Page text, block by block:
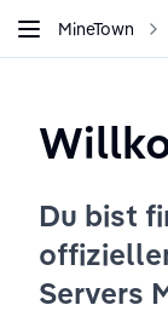
MineTown
Du bist
Servers